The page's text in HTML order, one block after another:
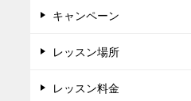
キャンペーン
レッスン場所
レッスン料金